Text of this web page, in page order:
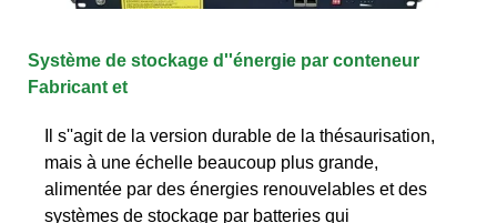
Système de stockage d''énergie par conteneur
Fabricant et
Il s''agit de la version durable de la thésaurisation,
mais à une échelle beaucoup plus grande,
alimentée par des énergies renouvelables et des
systèmes de stockage par batteries qui